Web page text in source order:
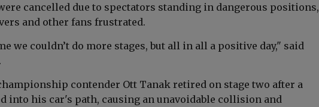
cancelled due to spectators standing in dangerous positions,
and other fans frustrated.
we couldn’t do more stages, but all in all a positive day," said
contender Ott Tanak retired on stage two after a
into his car's path, causing an unavoidable collision and